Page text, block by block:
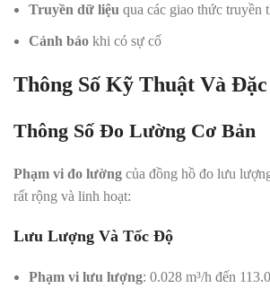
Truyền dữ liệu qua các giao thức truyền
Cảnh báo khi có sự cố
Thông Số Kỹ Thuật Và
Thông Số Đo Lường Cơ Bản
Phạm vi đo lường của đồng hồ đo lưu
rất rộng và linh hoạt:
Lưu Lượng Và Tốc Độ
Phạm vi lưu lượng: 0.028 m³/h đến